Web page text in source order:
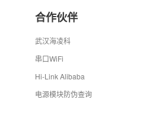
合作伙伴
武汉海凌科
串口WiFi
Hi-Link Alibaba
电源模块防伪查询